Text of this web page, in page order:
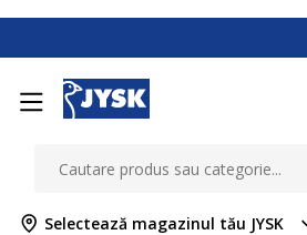
Selectează magazinul tău JYSK